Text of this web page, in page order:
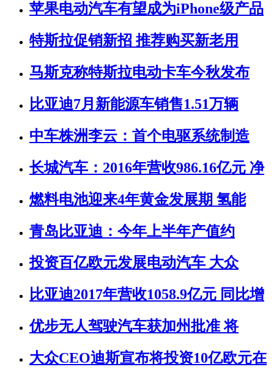
苹果电动汽车有望成为iPhone级产品
特斯拉促销新招 推荐购买新老用
马斯克称特斯拉电动卡车今秋发布
比亚迪7月新能源车销售1.51万辆
中车株洲李云：首个电驱系统制造
长城汽车：2016年营收986.16亿元 净
燃料电池迎来4年黄金发展期 氢能
青岛比亚迪：今年上半年产值约
投资百亿欧元发展电动汽车 大众
比亚迪2017年营收1058.9亿元 同比增
优步无人驾驶汽车获加州批准 将
大众CEO迪斯宣布将投资10亿欧元在